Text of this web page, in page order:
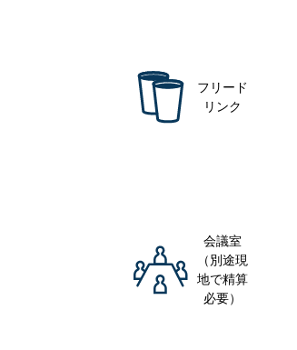
フリード
リンク
会議室
（別途現
地で精算
必要）